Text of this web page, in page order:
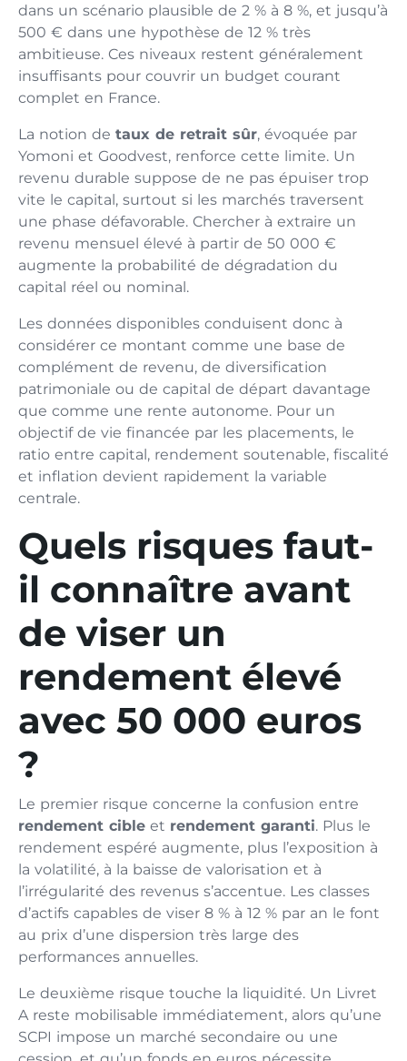
dans un scénario plausible de 2 % à 8 %, et jusqu’à
500 € dans une hypothèse de 12 % très
ambitieuse. Ces niveaux restent généralement
insuffisants pour couvrir un budget courant
complet en France.
La notion de taux de retrait sûr, évoquée par
Yomoni et Goodvest, renforce cette limite. Un
revenu durable suppose de ne pas épuiser trop
vite le capital, surtout si les marchés traversent
une phase défavorable. Chercher à extraire un
revenu mensuel élevé à partir de 50 000 €
augmente la probabilité de dégradation du
capital réel ou nominal.
Les données disponibles conduisent donc à
considérer ce montant comme une base de
complément de revenu, de diversification
patrimoniale ou de capital de départ davantage
que comme une rente autonome. Pour un
objectif de vie financée par les placements, le
ratio entre capital, rendement soutenable, fiscalité
et inflation devient rapidement la variable
centrale.
Quels risques faut-
il connaître avant
de viser un
rendement élevé
avec 50 000 euros
?
Le premier risque concerne la confusion entre
rendement cible et rendement garanti. Plus le
rendement espéré augmente, plus l’exposition à
la volatilité, à la baisse de valorisation et à
l’irrégularité des revenus s’accentue. Les classes
d’actifs capables de viser 8 % à 12 % par an le font
au prix d’une dispersion très large des
performances annuelles.
Le deuxième risque touche la liquidité. Un Livret
A reste mobilisable immédiatement, alors qu’une
SCPI impose un marché secondaire ou une